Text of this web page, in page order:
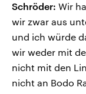
Schröder: Wir
wir zwar aus
und ich würde
wir weder mit
nicht mit den
nicht an Bodo